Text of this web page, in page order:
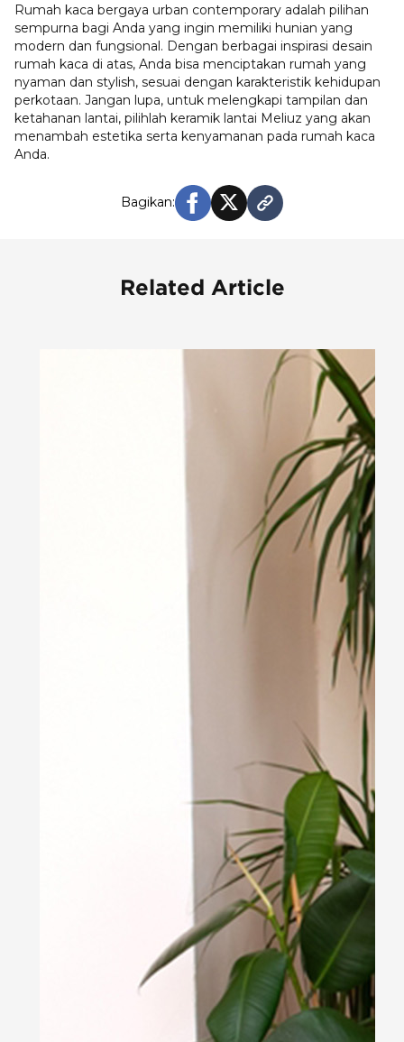
Rumah kaca bergaya urban contemporary adalah pilihan
sempurna bagi Anda yang ingin memiliki hunian yang
modern dan fungsional. Dengan berbagai inspirasi desain
rumah kaca di atas, Anda bisa menciptakan rumah yang
nyaman dan stylish, sesuai dengan karakteristik kehidupan
perkotaan. Jangan lupa, untuk melengkapi tampilan dan
ketahanan lantai, pilihlah keramik lantai Meliuz yang akan
menambah estetika serta kenyamanan pada rumah kaca
Anda.
Bagikan:
Related Article